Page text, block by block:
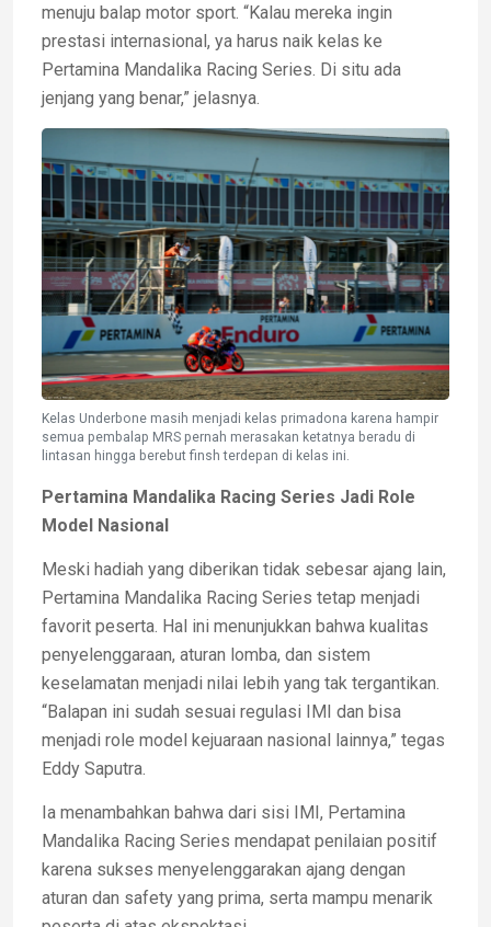
menuju balap motor sport. “Kalau mereka ingin
prestasi internasional, ya harus naik kelas ke
Pertamina Mandalika Racing Series. Di situ ada
jenjang yang benar,” jelasnya.
Kelas Underbone masih menjadi kelas primadona karena hampir
semua pembalap MRS pernah merasakan ketatnya beradu di
lintasan hingga berebut finsh terdepan di kelas ini.
Pertamina Mandalika Racing Series Jadi Role
Model Nasional
Meski hadiah yang diberikan tidak sebesar ajang lain,
Pertamina Mandalika Racing Series tetap menjadi
favorit peserta. Hal ini menunjukkan bahwa kualitas
penyelenggaraan, aturan lomba, dan sistem
keselamatan menjadi nilai lebih yang tak tergantikan.
“Balapan ini sudah sesuai regulasi IMI dan bisa
menjadi role model kejuaraan nasional lainnya,” tegas
Eddy Saputra.
Ia menambahkan bahwa dari sisi IMI, Pertamina
Mandalika Racing Series mendapat penilaian positif
karena sukses menyelenggarakan ajang dengan
aturan dan safety yang prima, serta mampu menarik